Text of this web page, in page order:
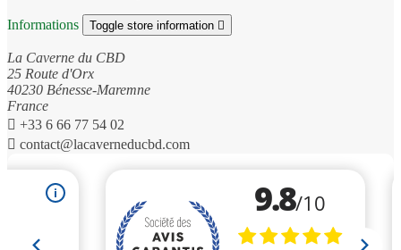
Informations Toggle store information 
La Caverne du CBD
25 Route d'Orx
40230 Bénesse-Maremne
France
 +33 6 66 77 54 02
 contact@lacaverneducbd.com